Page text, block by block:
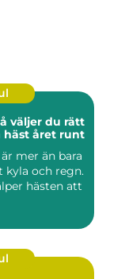
häst året runt
mer än bara
kyla och regn.
hästen att